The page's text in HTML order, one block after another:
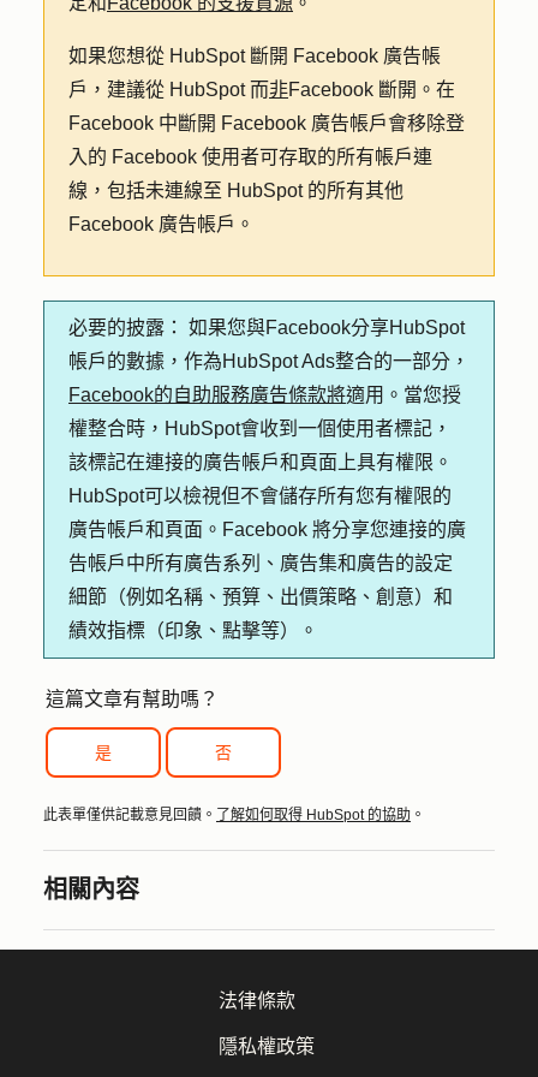
如果您想從 HubSpot 斷開 Facebook 廣告帳
戶，建議從 HubSpot 而非Facebook 斷開。在
Facebook 中斷開 Facebook 廣告帳戶會移除登
入的 Facebook 使用者可存取的所有帳戶連
線，包括未連線至 HubSpot 的所有其他
Facebook 廣告帳戶。
必要的披露： 如果您與Facebook分享HubSpot
帳戶的數據，作為HubSpot Ads整合的一部分，
Facebook的自助服務廣告條款將適用。當您授
權整合時，HubSpot會收到一個使用者標記，
該標記在連接的廣告帳戶和頁面上具有權限。
HubSpot可以檢視但不會儲存所有您有權限的
廣告帳戶和頁面。Facebook 將分享您連接的廣
告帳戶中所有廣告系列、廣告集和廣告的設定
細節（例如名稱、預算、出價策略、創意）和
績效指標（印象、點擊等）。
這篇文章有幫助嗎？
是 否
此表單僅供記載意見回饋。 了解如何取得 HubSpot 的協助 。
相關內容
法律條款
隱私權政策